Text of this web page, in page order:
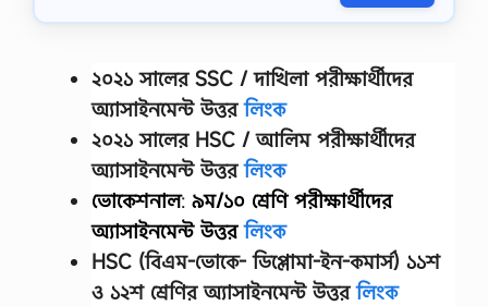
ল্প
২০২১ সালের SSC / দাখিলা পরীক্ষার্থীদের
অ্যাসাইনমেন্ট উত্তরলিংক
২০২১ সালের HSC / আলিম পরীক্ষার্থীদের
অ্যাসাইনমেন্ট উত্তরলিংক
ভোকেশনাল: ৯ম/১০ শ্রেণি পরীক্ষার্থীদের
অ্যাসাইনমেন্ট উত্তরলিংক
HSC (বিএম-ভোকে- ডিপ্লোমা-ইন-কমার্স) ১১শ
ও ১২শ শ্রেণির অ্যাসাইনমেন্ট উত্তরলিংক